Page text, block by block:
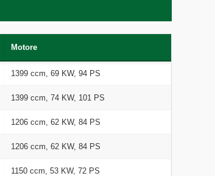
Motore
1399 ccm, 69 KW, 94 PS
1399 ccm, 74 KW, 101 PS
1206 ccm, 62 KW, 84 PS
1206 ccm, 62 KW, 84 PS
1150 ccm, 53 KW, 72 PS